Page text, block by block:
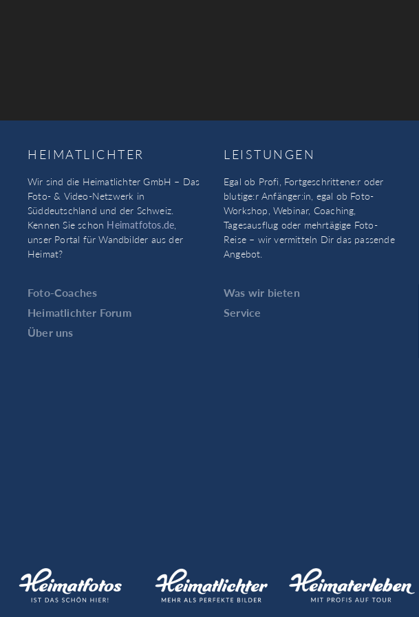
HEIMATLICHTER
Wir sind die Heimatlichter GmbH – Das
Foto- & Video-Netzwerk in
Süddeutschland und der Schweiz.
Kennen Sie schon Heimatfotos.de,
unser Portal für Wandbilder aus der
Heimat?
Foto-Coaches
Heimatlichter Forum
Über uns
LEISTUNGEN
Egal ob Profi, Fortgeschrittene:r oder
blutige:r Anfänger:in, egal ob Foto-
Workshop, Webinar, Coaching,
Tagesausflug oder mehrtägige Foto-
Reise – wir vermitteln Dir das passende
Angebot.
Was wir bieten
Service